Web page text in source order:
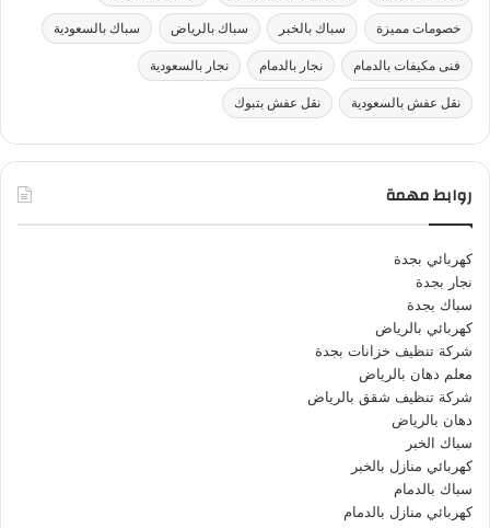
خصومات مميزة سباك بالخبر سباك بالرياض سباك بالسعودية
فنى مكيفات بالدمام نجار بالدمام نجار بالسعودية
نقل عفش بالسعودية نقل عفش بتبوك
روابط مهمة
كهربائي بجدة
نجار بجدة
سباك بجدة
كهربائي بالرياض
شركة تنظيف خزانات بجدة
معلم دهان بالرياض
شركة تنظيف شقق بالرياض
دهان بالرياض
سباك الخبر
كهربائي منازل بالخبر
سباك بالدمام
كهربائي منازل بالدمام